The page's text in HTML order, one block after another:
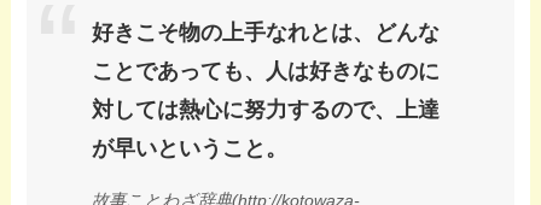
好きこそ物の上手なれとは、どんな
ことであっても、人は好きなものに
対しては熱心に努力するので、上達
が早いということ。
故事ことわざ辞典(http://kotowaza-